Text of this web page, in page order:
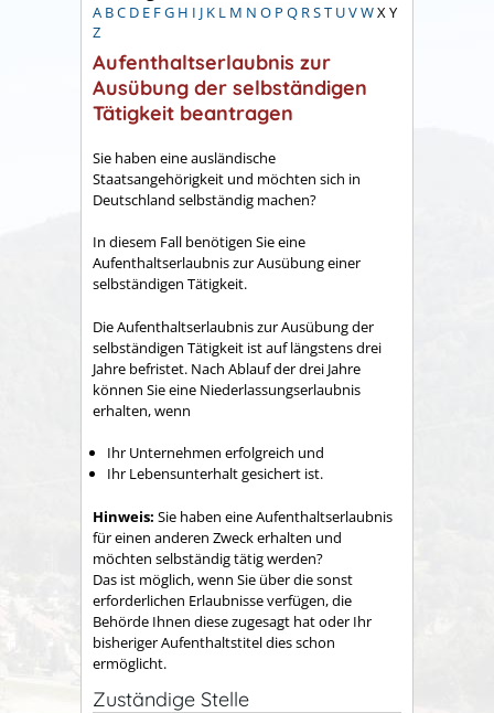
A BC D E FG H I J K L M N O P Q RST UVWX Y
Z
Aufenthaltserlaubnis zur
Ausübung der selbständigen
Tätigkeit beantragen
Sie haben eine ausländische
Staatsangehörigkeit und möchten sich in
Deutschland selbständig machen?
In diesem Fall benötigen Sie eine
Aufenthaltserlaubnis zur Ausübung einer
selbständigen Tätigkeit.
Die Aufenthaltserlaubnis zur Ausübung der
selbständigen Tätigkeit ist auf längstens drei
Jahre befristet. Nach Ablauf der drei Jahre
können Sie eine Niederlassungserlaubnis
erhalten, wenn
Ihr Unternehmen erfolgreich und
Ihr Lebensunterhalt gesichert ist.
Hinweis: Sie haben eine Aufenthaltserlaubnis
für einen anderen Zweck erhalten und
möchten selbständig tätig werden?
Das ist möglich, wenn Sie über die sonst
erforderlichen Erlaubnisse verfügen, die
Behörde Ihnen diese zugesagt hat oder Ihr
bisheriger Aufenthaltstitel dies schon
ermöglicht.
Zuständige Stelle